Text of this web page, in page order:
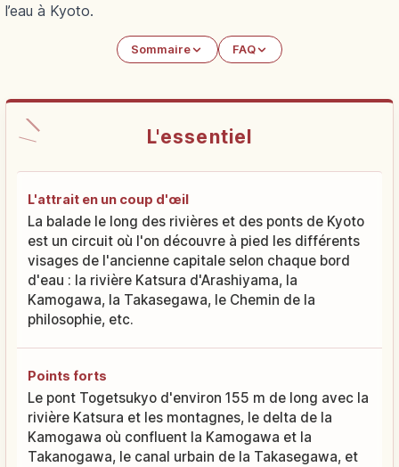
l’eau à Kyoto.
Sommaire FAQ
L'essentiel
L'attrait en un coup d'œil
La balade le long des rivières et des ponts de Kyoto
est un circuit où l'on découvre à pied les différents
visages de l'ancienne capitale selon chaque bord
d'eau : la rivière Katsura d'Arashiyama, la
Kamogawa, la Takasegawa, le Chemin de la
philosophie, etc.
Points forts
Le pont Togetsukyo d'environ 155 m de long avec la
rivière Katsura et les montagnes, le delta de la
Kamogawa où confluent la Kamogawa et la
Takanogawa, le canal urbain de la Takasegawa, et